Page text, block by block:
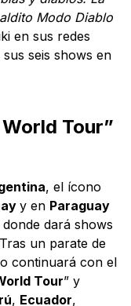
Modo Diablo
en sus redes
seis shows en
Tour”
, el ícono
y en Paraguay
dará shows
un parate de
continuará con el
Tour” y
, Ecuador,